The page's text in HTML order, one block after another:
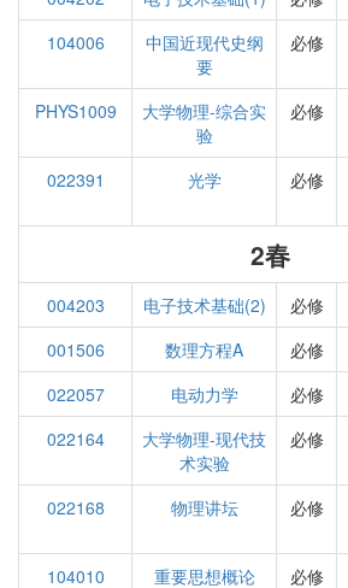
104006
中国近现代史纲
要
必修
PHYS1009
大学物理-综合实
验
必修
022391
光学 必修
2春
004203 电子技术基础(2) 必修
001506
数理方程A 必修
022057
电动力学 必修
022164
大学物理-现代技
术实验
必修
022168 物理讲坛 必修
104010 重要思想概论 必修